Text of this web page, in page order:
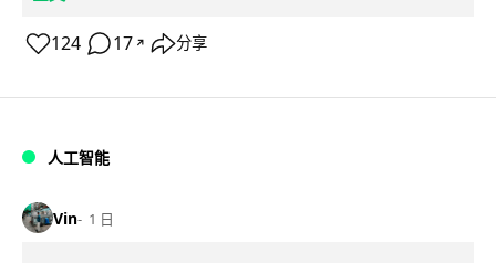
124 17 ↗ 分享
人工智能
Vin 1 日